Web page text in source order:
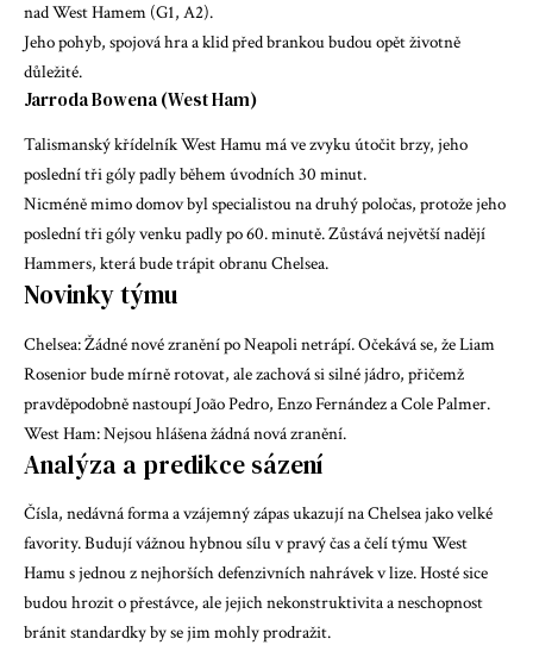
nad West Hamem (G1, A2).
Jeho pohyb, spojová hra a klid před brankou budou opět životně
důležité.
Jarroda Bowena(West Ham)
Talismanský křídelník West Hamu má ve zvyku útočit brzy, jeho
poslední tři góly padly během úvodních 30 minut.
Nicméně mimo domov byl specialistou na druhý poločas, protože jeho
poslední tři góly venku padly po 60. minutě. Zůstává největší nadějí
Hammers, která bude trápit obranu Chelsea.
Novinky týmu
Chelsea: Žádné nové zranění po Neapoli netrápí. Očekává se, že Liam
Rosenior bude mírně rotovat, ale zachová si silné jádro, přičemž
pravděpodobně nastoupí João Pedro, Enzo Fernández a Cole Palmer.
West Ham: Nejsou hlášena žádná nová zranění.
Analýza a predikce sázení
Čísla, nedávná forma a vzájemný zápas ukazují na Chelsea jako velké
favority. Budují vážnou hybnou sílu v pravý čas a čelí týmu West
Hamu s jednou z nejhorších defenzivních nahrávek v lize. Hosté sice
budou hrozit o přestávce, ale jejich nekonstruktivita a neschopnost
bránit standardky by se jim mohly prodražit.